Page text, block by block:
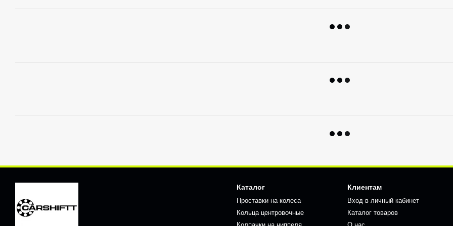
Каталог
Проставки на колеса
Кольца центровочные
Клиентам
Вход в личный кабинет
Каталог товаров